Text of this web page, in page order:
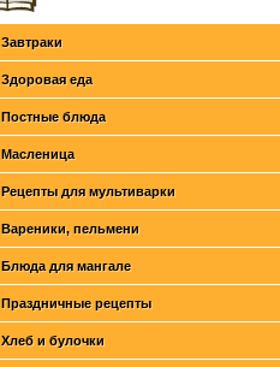
Завтраки
Здоровая еда
Постные блюда
Масленица
Рецепты для мультиварки
Вареники, пельмени
Блюда для мангале
Праздничные рецепты
Хлеб и булочки